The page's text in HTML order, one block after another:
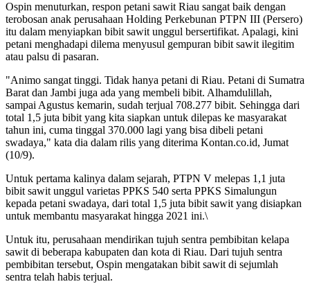
Ospin menuturkan, respon petani sawit Riau sangat baik dengan
terobosan anak perusahaan Holding Perkebunan PTPN III (Persero)
itu dalam menyiapkan bibit sawit unggul bersertifikat. Apalagi, kini
petani menghadapi dilema menyusul gempuran bibit sawit ilegitim
atau palsu di pasaran.
"Animo sangat tinggi. Tidak hanya petani di Riau. Petani di Sumatra
Barat dan Jambi juga ada yang membeli bibit. Alhamdulillah,
sampai Agustus kemarin, sudah terjual 708.277 bibit. Sehingga dari
total 1,5 juta bibit yang kita siapkan untuk dilepas ke masyarakat
tahun ini, cuma tinggal 370.000 lagi yang bisa dibeli petani
swadaya," kata dia dalam rilis yang diterima Kontan.co.id, Jumat
(10/9).
Untuk pertama kalinya dalam sejarah, PTPN V melepas 1,1 juta
bibit sawit unggul varietas PPKS 540 serta PPKS Simalungun
kepada petani swadaya, dari total 1,5 juta bibit sawit yang disiapkan
untuk membantu masyarakat hingga 2021 ini.\
Untuk itu, perusahaan mendirikan tujuh sentra pembibitan kelapa
sawit di beberapa kabupaten dan kota di Riau. Dari tujuh sentra
pembibitan tersebut, Ospin mengatakan bibit sawit di sejumlah
sentra telah habis terjual.